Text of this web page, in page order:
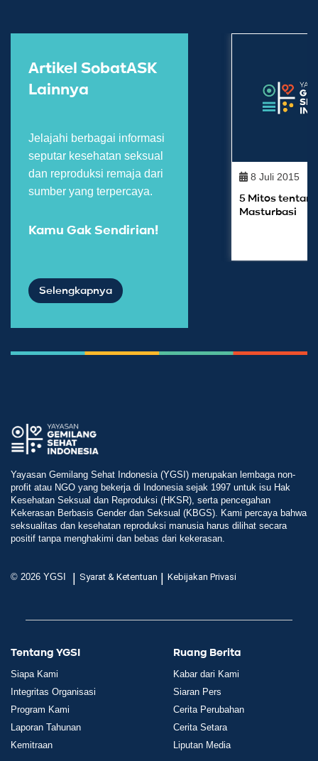
Artikel SobatASK
Lainnya
Jelajahi berbagai informasi
seputar kesehatan seksual
dan reproduksi remaja dari
sumber yang terpercaya.
Kamu Gak Sendirian!
Selengkapnya
8 Juli 2015
5 Mitos
Masturbasi
Yayasan Gemilang Sehat Indonesia (YGSI) merupakan lembaga non-
profit atau NGO yang bekerja di Indonesia sejak 1997 untuk isu Hak
Kesehatan Seksual dan Reproduksi (HKSR), serta pencegahan
Kekerasan Berbasis Gender dan Seksual (KBGS). Kami percaya bahwa
seksualitas dan kesehatan reproduksi manusia harus dilihat secara
positif tanpa menghakimi dan bebas dari kekerasan.
© 2026 YGSI | Syarat & Ketentuan | Kebijakan Privasi
Tentang YGSI
Siapa Kami
Integritas Organisasi
Program Kami
Laporan Tahunan
Kemitraan
Ruang Berita
Kabar dari Kami
Siaran Pers
Cerita Perubahan
Cerita Setara
Liputan Media